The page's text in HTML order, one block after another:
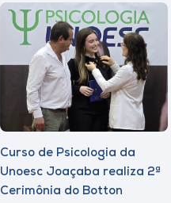
Curso de Psicologia da
Unoesc Joaçaba realiza 2ª
Cerimônia do Botton